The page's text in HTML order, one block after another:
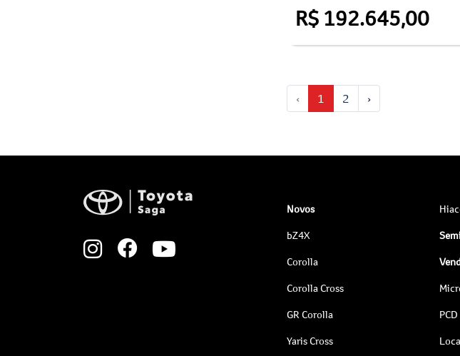
R$ 192.645,00
‹ 1 2 ›
Novos
bZ4X
Corolla
Corolla Cross
GR Corolla
Yaris Cross
PCD